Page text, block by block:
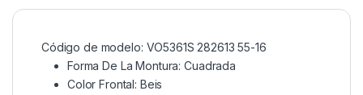
Código de modelo: VO5361S 282613 55-16
Forma De La Montura:Cuadrada
Color Frontal: Beis